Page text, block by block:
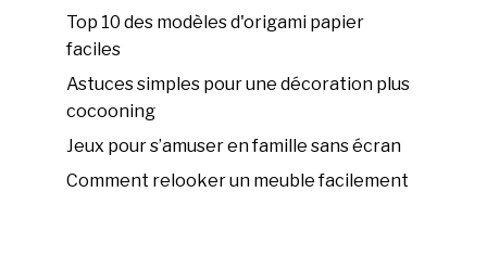
Top 10 des modèles d'origami papier
faciles
Astuces simples pour une décoration plus
cocooning
Jeux pour s’amuser en famille sans écran
Comment relooker un meuble facilement